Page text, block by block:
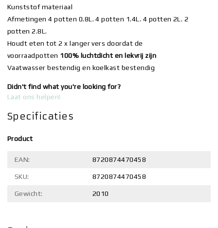
Kunststof materiaal
Afmetingen 4 potten 0.8L. 4 potten 1.4L. 4 potten 2L. 2
potten 2.8L.
Houdt eten tot 2 x langer vers doordat de
voorraadpotten 100% luchtdicht en lekvrij zijn
Vaatwasser bestendig en koelkast bestendig
Didn't find what you're looking for?
Laat ons helpen!
Specificaties
Product
EAN: 8720874470458
SKU: 8720874470458
Gewicht: 2010